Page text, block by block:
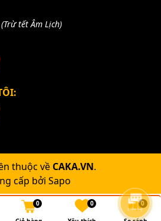
tết Âm Lịch)
thuộc về CAKA.VN.
cấp bởi Sapo
0 0 0